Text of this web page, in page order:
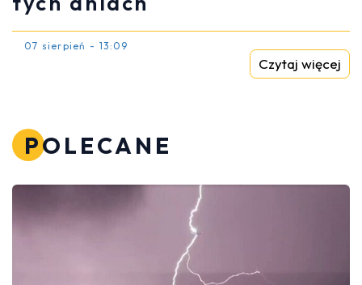
07 sierpień - 13:09
Czytaj więcej
POLECANE